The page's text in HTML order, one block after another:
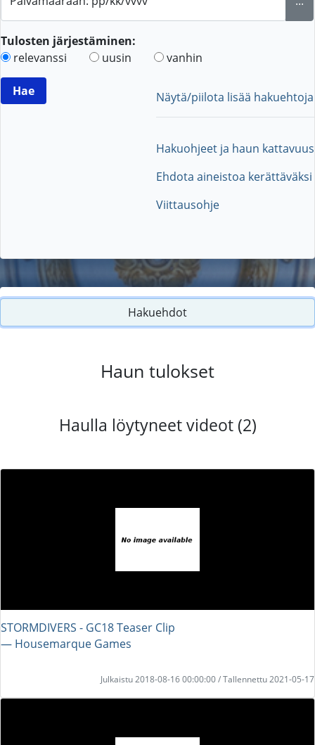
Tulosten järjestäminen:
relevanssi
uusin vanhin
Näytä/piilota lisää hakuehtoja
Hakuohjeet ja haun kattavuus
Ehdota aineistoa kerättäväksi
Viittausohje
Hakuehdot
Haun tulokset
Haulla löytyneet videot (2)
STORMDIVERS - GC18 Teaser Clip
― Housemarque Games
Julkaistu 2018-08-16 00:00:00 / Tallennettu 2021-05-17